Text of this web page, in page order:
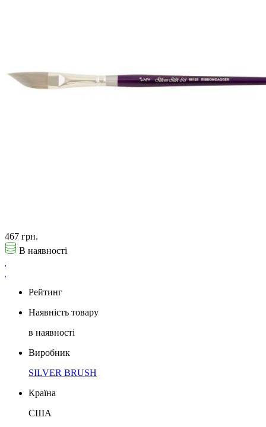
467 грн.
В наявності
Рейтинг
Наявність товару
в наявності
Виробник
SILVER BRUSH
Країна
США